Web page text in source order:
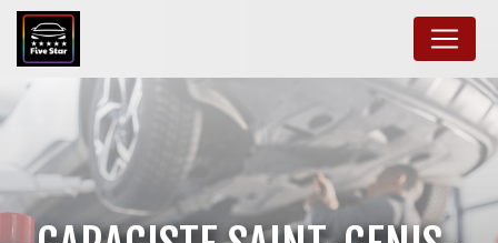
Panneau de gestion des cookies